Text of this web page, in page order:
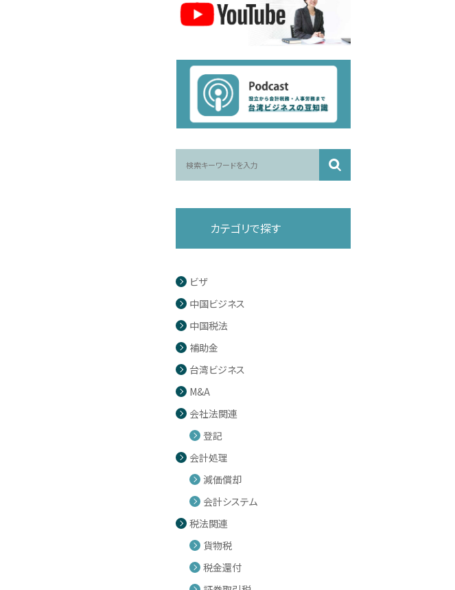
カテゴリで探す
ビザ
中国ビジネス
中国税法
補助金
台湾ビジネス
M&A
会社法関連
登記
会計処理
減価償却
会計システム
税法関連
貨物税
税金還付